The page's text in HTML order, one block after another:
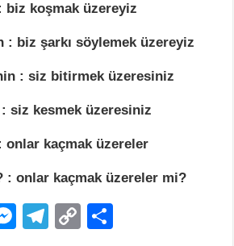
biz koşmak üzereyiz
biz şarkı söylemek üzereyiz
: siz bitirmek üzeresiniz
siz kesmek üzeresiniz
kaçmak üzereler
: onlar kaçmak üzereler mi?
M
T
C